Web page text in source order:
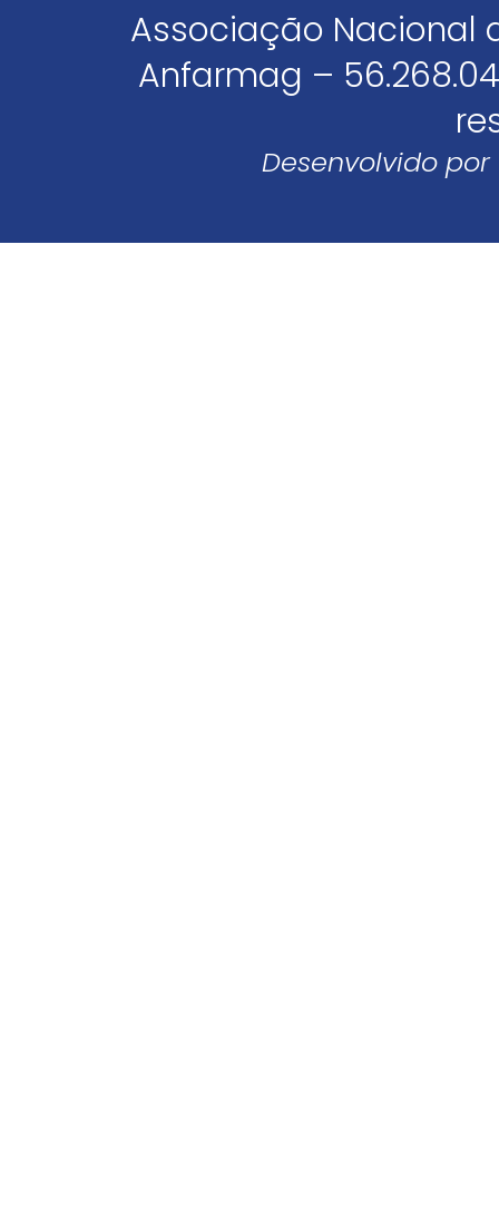
Associação Nacional
Anfarmag –
Desenvolvido por